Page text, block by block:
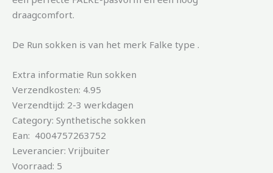
draagcomfort.
De Run sokken is van het merk Falke type .
Extra informatie Run sokken
Verzendkosten: 4.95
Verzendtijd: 2-3 werkdagen
Category: Synthetische sokken
Ean: 4004757263752
Leverancier: Vrijbuiter
Voorraad: 5